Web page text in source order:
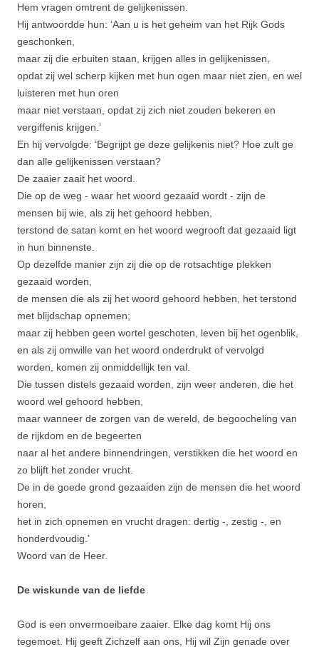
Hem vragen omtrent de gelijkenissen.
Hij antwoordde hun: ‘Aan u is het geheim van het Rijk Gods
geschonken,
maar zij die erbuiten staan, krijgen alles in gelijkenissen,
opdat zij wel scherp kijken met hun ogen maar niet zien, en wel
luisteren met hun oren
maar niet verstaan, opdat zij zich niet zouden bekeren en
vergiffenis krijgen.’
En hij vervolgde: ‘Begrijpt ge deze gelijkenis niet? Hoe zult ge
dan alle gelijkenis­sen verstaan?
De zaaier zaait het woord.
Die op de weg ‑ waar het woord gezaaid wordt ‑ zijn de
mensen bij wie, als zij het gehoord hebben,
terstond de satan komt en het woord wegrooft dat gezaaid ligt
in hun binnenste.
Op dezelfde manier zijn zij die op de rotsachtige plekken
gezaaid worden,
de mensen die als zij het woord gehoord hebben, het terstond
met blijdschap opnemen;
maar zij hebben geen wortel geschoten, leven bij het ogenblik,
en als zij omwille van het woord onderdrukt of vervolgd
worden, komen zij onmidde­llijk ten val.
Die tussen distels gezaaid worden, zijn weer anderen, die het
woord wel gehoord hebben,
maar wanneer de zorgen van de wereld, de begooche­ling van
de rijkdom en de begeerten
naar al het andere binnendringen, verstikken die het woord en
zo blijft het zonder vrucht.
De in de goede grond gezaaiden zijn de mensen die het woord
horen,
het in zich opnemen en vrucht dragen: dertig ‑, zestig ‑, en
honderdvoudig.’
Woord van de Heer.
De wiskunde van de liefde
God is een onvermoeibare zaaier. Elke dag komt Hij ons
tegemoet. Hij geeft Zichzelf aan ons, Hij wil Zijn genade over